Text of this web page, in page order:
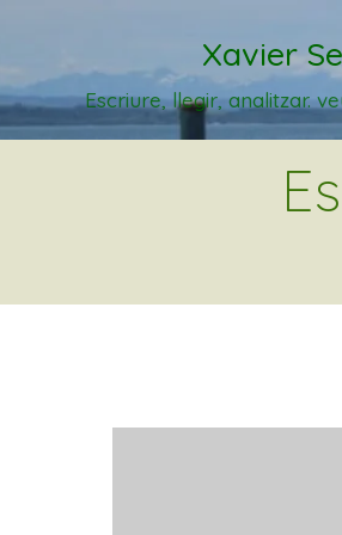
Xavier
Escriure, llegir, analitzar.